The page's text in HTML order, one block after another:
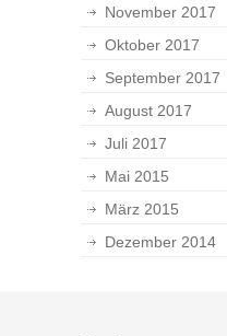
November 2017
Oktober 2017
September 2017
August 2017
Juli 2017
Mai 2015
März 2015
Dezember 2014